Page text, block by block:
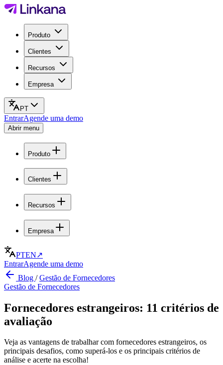
Produto
Clientes
Recursos
Empresa
PT
EntrarAgende uma demo
Abrir menu
Produto
Clientes
Recursos
Empresa
PTEN↗
EntrarAgende uma demo
Blog /Gestão de Fornecedores
Gestão de Fornecedores
Fornecedores estrangeiros: 11 critérios de
avaliação
Veja as vantagens de trabalhar com fornecedores estrangeiros, os
principais desafios, como superá-los e os principais critérios de
análise e acerte na escolha!